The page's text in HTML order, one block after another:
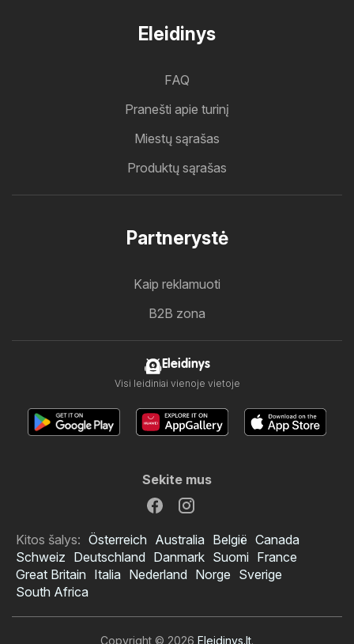
Eleidinys
FAQ
Pranešti apie turinį
Miestų sąrašas
Produktų sąrašas
Partnerystė
Kaip reklamuoti
B2B zona
Eleidinys
Visi leidiniai vienoje vietoje
Sekite mus
Kitos šalys: Österreich Australia België Canada
Schweiz Deutschland Danmark Suomi France
Great Britain Italia Nederland Norge Sverige
South Africa
Copyright © 2026 Eleidinys.lt.